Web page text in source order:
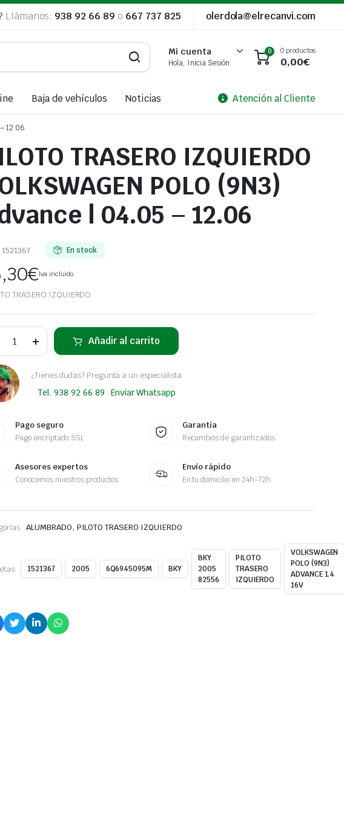
Llámanos: 938 92 66 89 o 667 737 825 olerdola@elrecanvi.com
Mi cuenta
Hola, Inicia Sesión
0 0 productos
0,00€
Baja de vehículos Noticias Atención al Cliente
12.06
TRASERO IZQUIERDO
POLO (9N3)
| 04.05 – 12.06
1521367 En stock
€Iva incluido
TRASERO IZQUIERDO
TRASERO
IZQUIERDO
VOLKSWAGEN
POLO
(9N3)
Advance
|
12.06
cantidad
Añadir al carrito
¿Tienes dudas? Pregunta a un especialista
Tel. 938 92 66 89 Enviar Whatsapp
Pago seguro
Pago encriptado SSL
Garantía
Recambios de garantizados
Asesores expertos
Conocemos nuestros productos
Envío rápido
En tu domicilio en 24h-72h
ALUMBRADO, PILOTO TRASERO IZQUIERDO
1521367 2005 6Q6945095M BKY
BKY
2005
82556
PILOTO
TRASERO
IZQUIERDO
VOLKSWAGEN
POLO (9N3)
ADVANCE 1.4
16V